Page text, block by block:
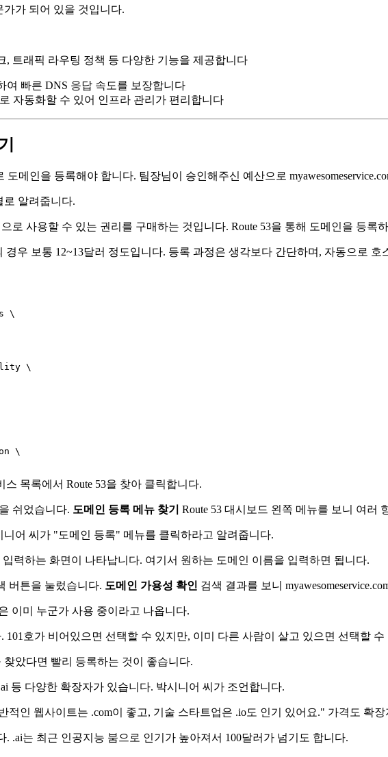
가 되어 있을 것입니다.
, 트래픽 라우팅 정책 등 다양한 기능을 제공합니다
여 빠른 DNS 응답 속도를 보장합니다
자동화할 수 있어 인프라 관리가 편리합니다
메인을 등록해야 합니다. 팀장님이 승인해주신 예산으로
로 알려줍니다.
로 사용할 수 있는 권리를 구매하는 것입니다. Route 53을 통해 도메인을 등록
경우 보통 12~13달러 정도입니다. 등록 과정은 생각보다 간단하며, 자동으로 호
\
\
\
목록에서 Route 53을 찾아 클릭합니다.
쉬었습니다. 도메인 등록 메뉴 찾기 Route 53 대시보드 왼쪽 메뉴를 보니 여러
어 씨가 "도메인 등록" 메뉴를 클릭하라고 알려줍니다.
력하는 화면이 나타납니다. 여기서 원하는 도메인 이름을 입력하면 됩니다.
버튼을 눌렀습니다. 도메인 가용성 확인 검색 결과를 보니
이미 누군가 사용 중이라고 나옵니다.
호가 비어있으면 선택할 수 있지만, 이미 다른 사람이 살고 있으면 선택할 수
았다면 빨리 등록하는 것이 좋습니다.
.ai 등 다양한 확장자가 있습니다. 박시니어 씨가 조언합니다.
적인 웹사이트는 .com이 좋고, 기술 스타트업은 .io도 인기 있어요." 가격도 확
. .ai는 최근 인공지능 붐으로 인기가 높아져서 100달러가 넘기도 합니다.